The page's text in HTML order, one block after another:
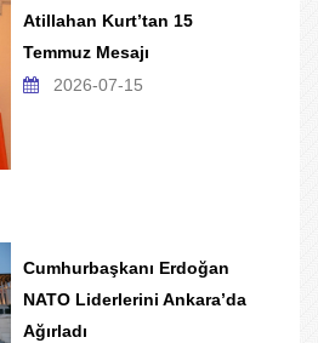
Atillahan Kurt’tan 15
Temmuz Mesajı
2026-07-15
Cumhurbaşkanı Erdoğan
NATO Liderlerini Ankara’da
Ağırladı